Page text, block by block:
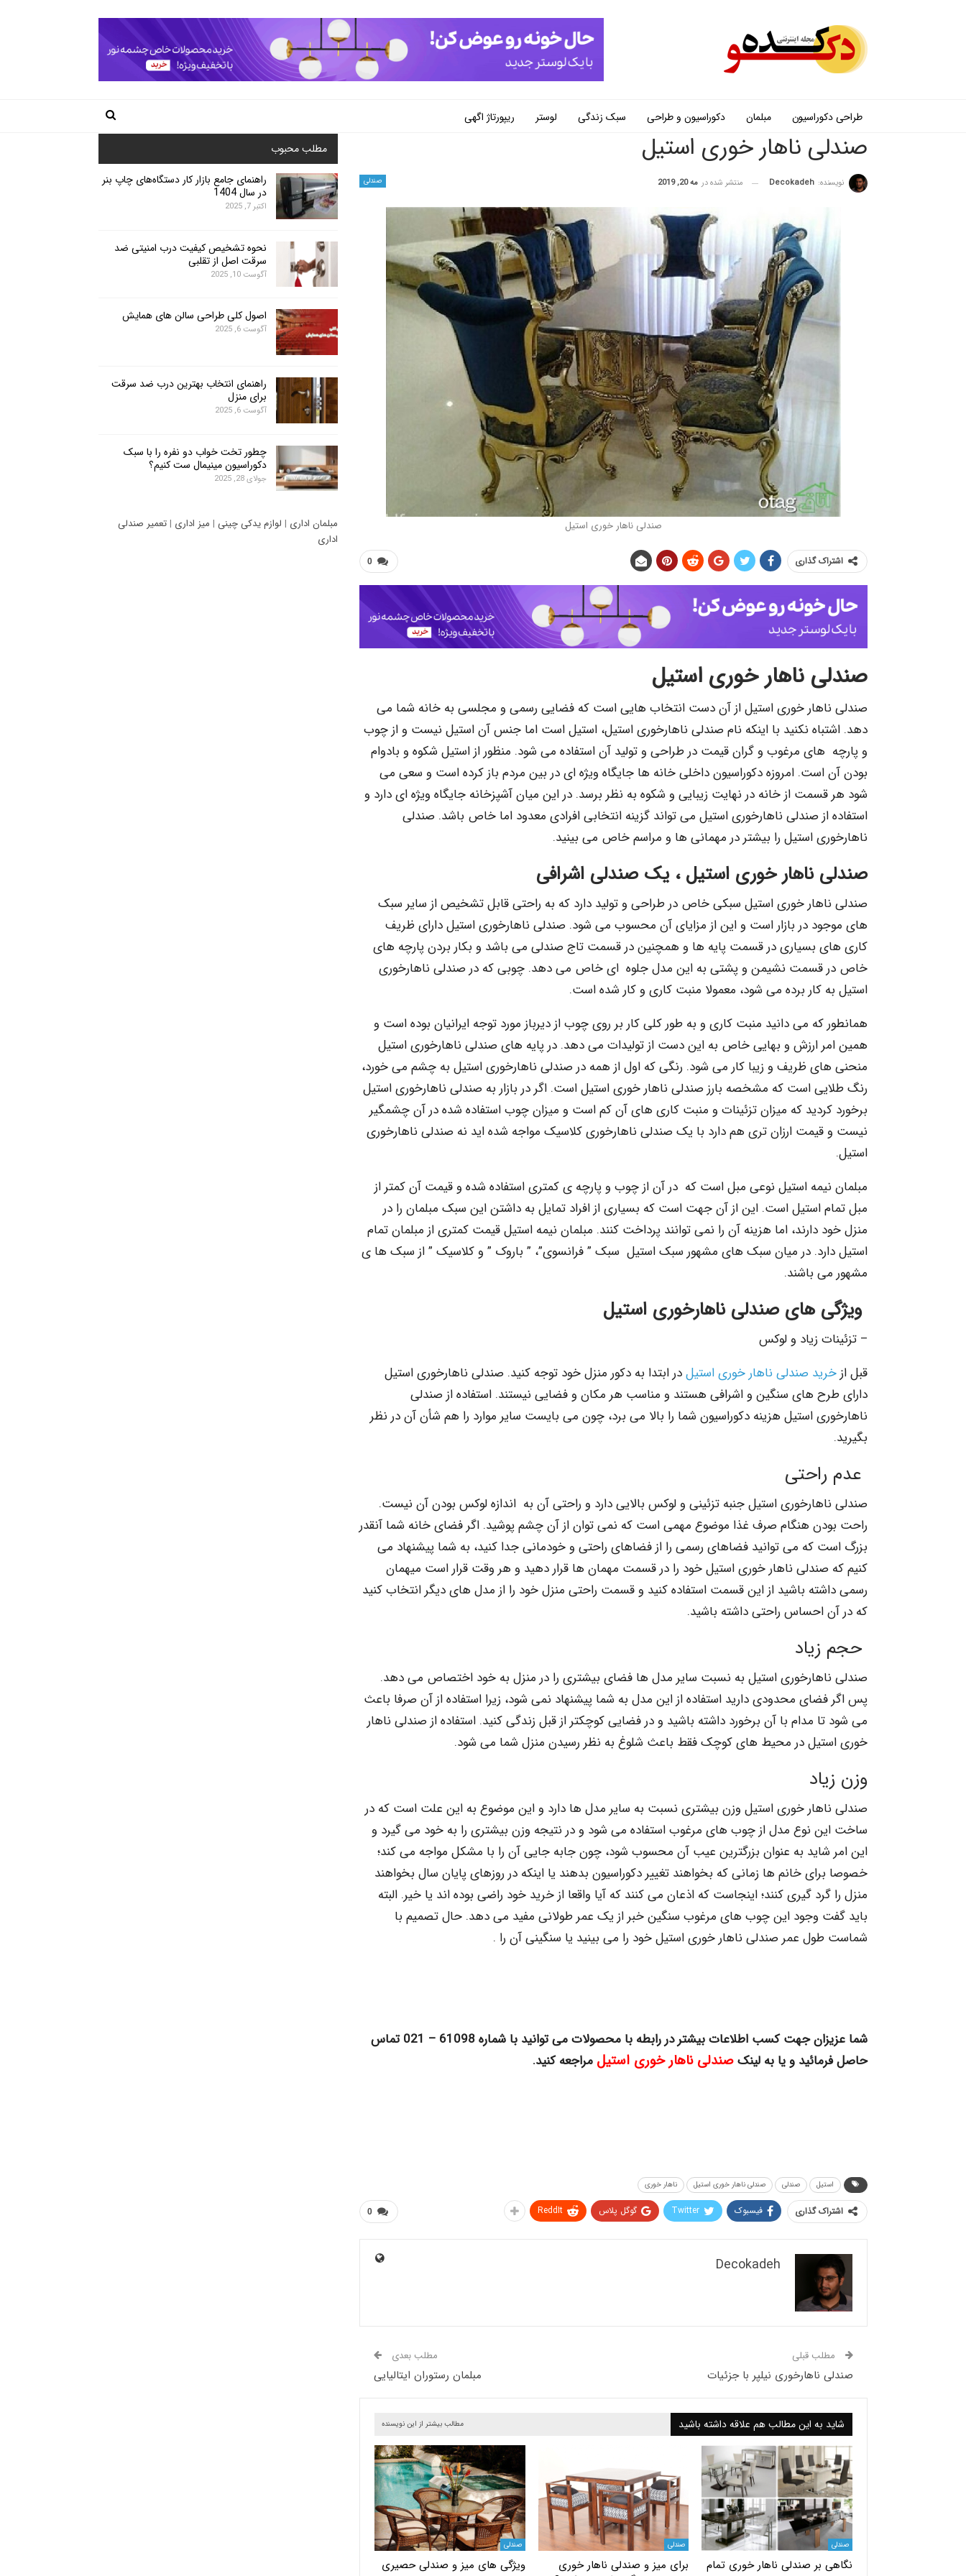
طراحی دکوراسیون مبلمان دکوراسیون و طراحی سبک زندگی لوستر ریپورتاژ اگهی
صندلی ناهار خوری استیل
صندلی نویسنده: Decokadeh منتشر شده در مه 20, 2019
صندلی ناهار خوری استیل
0 اشتراک گذاری
صندلی ناهار خوری استیل
صندلی ناهار خوری استیل از آن دست انتخاب هایی است که فضایی رسمی و مجلسی به خانه شما می
دهد. اشتباه نکنید با اینکه نام صندلی ناهارخوری استیل، استیل است اما جنس آن استیل نیست و از چوب
و پارچه های مرغوب و گران قیمت در طراحی و تولید آن استفاده می شود. منظور از استیل شکوه و بادوام
بودن آن است. امروزه دکوراسیون داخلی خانه ها جایگاه ویژه ای در بین مردم باز کرده است و سعی می
شود هر قسمت از خانه در نهایت زیبایی و شکوه به نظر برسد. در این میان آشپزخانه جایگاه ویژه ای دارد و
استفاده از صندلی ناهارخوری استیل می تواند گزینه انتخابی افرادی معدود اما خاص باشد. صندلی
ناهارخوری استیل را بیشتر در مهمانی ها و مراسم خاص می بینید.
صندلی ناهار خوری استیل ، یک صندلی اشرافی
صندلی ناهار خوری استیل سبکی خاص در طراحی و تولید دارد که به راحتی قابل تشخیص از سایر سبک
های موجود در بازار است و این از مزایای آن محسوب می شود. صندلی ناهارخوری استیل دارای ظریف
کاری های بسیاری در قسمت پایه ها و همچنین در قسمت تاج صندلی می باشد و بکار بردن پارچه های
خاص در قسمت نشیمن و پشتی به این مدل جلوه ای خاص می دهد. چوبی که در صندلی ناهارخوری
استیل به کار برده می شود، معمولا منبت کاری و کار شده است.
همانطور که می دانید منبت کاری و به طور کلی کار بر روی چوب از دیرباز مورد توجه ایرانیان بوده است و
همین امر ارزش و بهایی خاص به این دست از تولیدات می دهد. در پایه های صندلی ناهارخوری استیل
منحنی های ظریف و زیبا کار می شود. رنگی که اول از همه در صندلی ناهارخوری استیل به چشم می خورد،
رنگ طلایی است که مشخصه بارز صندلی ناهار خوری استیل است. اگر در بازار به صندلی ناهارخوری استیل
برخورد کردید که میزان تزئینات و منبت کاری های آن کم است و میزان چوب استفاده شده در آن چشمگیر
نیست و قیمت ارزان تری هم دارد با یک صندلی ناهارخوری کلاسیک مواجه شده اید نه صندلی ناهارخوری
استیل.
مبلمان نیمه استیل نوعی مبل است که در آن از چوب و پارچه ی کمتری استفاده شده و قیمت آن کمتر از
مبل تمام استیل است. این از آن جهت است که بسیاری از افراد تمایل به داشتن این سبک مبلمان را در
منزل خود دارند، اما هزینه آن را نمی توانند پرداخت کنند. مبلمان نیمه استیل قیمت کمتری از مبلمان تمام
استیل دارد. در میان سبک های مشهور سبک استیل سبک ” فرانسوی”، ” باروک ” و کلاسیک ” از سبک ها ی
مشهور می باشند.
ویژگی های صندلی ناهارخوری استیل
– تزئینات زیاد و لوکس
قبل ازخرید صندلی ناهار خوری استیلدر ابتدا به دکور منزل خود توجه کنید. صندلی ناهارخوری استیل
دارای طرح های سنگین و اشرافی هستند و مناسب هر مکان و فضایی نیستند. استفاده از صندلی
ناهارخوری استیل هزینه دکوراسیون شما را بالا می برد، چون می بایست سایر موارد را هم شأن آن در نظر
بگیرید.
عدم راحتی
صندلی ناهارخوری استیل جنبه تزئینی و لوکس بالایی دارد و راحتی آن به اندازه لوکس بودن آن نیست.
راحت بودن هنگام صرف غذا موضوع مهمی است که نمی توان از آن چشم پوشید. اگر فضای خانه شما آنقدر
بزرگ است که می توانید فضاهای رسمی را از فضاهای راحتی و خودمانی جدا کنید، به شما پیشنهاد می
کنیم که صندلی ناهار خوری استیل خود را در قسمت مهمان ها قرار دهید و هر وقت قرار است میهمان
رسمی داشته باشید از این قسمت استفاده کنید و قسمت راحتی منزل خود را از مدل های دیگر انتخاب کنید
که در آن احساس راحتی داشته باشید.
حجم زیاد
صندلی ناهارخوری استیل به نسبت سایر مدل ها فضای بیشتری را در منزل به خود اختصاص می دهد.
پس اگر فضای محدودی دارید استفاده از این مدل به شما پیشنهاد نمی شود، زیرا استفاده از آن صرفا باعث
می شود تا مدام با آن برخورد داشته باشید و در فضایی کوچکتر از قبل زندگی کنید. استفاده از صندلی ناهار
خوری استیل در محیط های کوچک فقط باعث شلوغ به نظر رسیدن منزل شما می شود.
وزن زیاد
صندلی ناهار خوری استیل وزن بیشتری نسبت به سایر مدل ها دارد و این موضوع به این علت است که در
ساخت این نوع مدل از چوب های مرغوب استفاده می شود و در نتیجه وزن بیشتری را به خود می گیرد و
این امر شاید به عنوان بزرگترین عیب آن محسوب شود، چون جابه جایی آن را با مشکل مواجه می کند؛
خصوصا برای خانم ها زمانی که بخواهند تغییر دکوراسیون بدهند یا اینکه در روزهای پایان سال بخواهند
منزل را گرد گیری کنند؛ اینجاست که اذعان می کنند که آیا واقعا از خرید خود راضی بوده اند یا خیر. البته
باید گفت وجود این چوب های مرغوب سنگین خبر از یک عمر طولانی مفید می دهد. حال تصمیم با
شماست طول عمر صندلی ناهار خوری استیل خود را می بینید یا سنگینی آن را .
شما عزیزان جهت کسب اطلاعات بیشتر در رابطه با محصولات
می توانید با شماره 61098 – 021 تماس
حاصل فرمائید و یا به لینکصندلی ناهار خوری استیل مراجعه کنید.
استیل صندلی صندلی ناهار خوری استیل ناهار خوری
0 اشتراک گذاری فیسبوک Twitter گوگل پلاس ReddIt
Decokadeh
مطلب قبلی
صندلی ناهارخوری نیلپر با جزئیات
مطلب بعدی
مبلمان رستوران ایتالیایی
شاید به این مطالب هم علاقه داشته باشید مطالب بیشتر از این نویسنده
صندلی
نگاهی بر صندلی ناهار خوری تمام
صندلی
برای میز و صندلی ناهار خوری
صندلی
ویژگی های میز و صندلی حصیری
مطلب محبوب
راهنمای جامع بازار کار دستگاه‌های چاپ بنر
در سال 1404
اکتبر 7, 2025
نحوه تشخیص کیفیت درب امنیتی ضد
سرقت اصل از تقلبی
آگوست 10, 2025
اصول کلی طراحی سالن های همایش
آگوست 6, 2025
راهنمای انتخاب بهترین درب ضد سرقت
برای منزل
آگوست 6, 2025
چطور تخت خواب دو نفره را با سبک
دکوراسیون مینیمال ست کنیم؟
جولای 28, 2025
مبلمان اداری | لوازم یدکی چینی | میز اداری | تعمیر صندلی
اداری